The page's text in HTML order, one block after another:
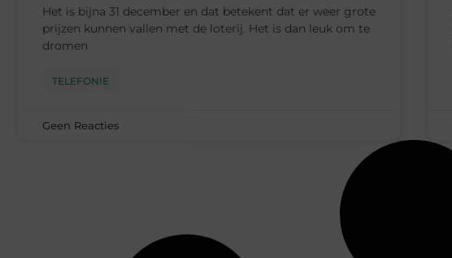
Het is bijna 31 december en dat betekent dat er weer grote
prijzen kunnen vallen met de loterij. Het is dan leuk om te
dromen
TELEFONIE
Geen Reacties